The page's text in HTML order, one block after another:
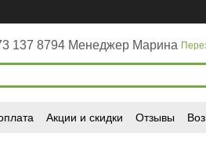
137 8794 Менеджер Марина
Акции и скидки Отзывы